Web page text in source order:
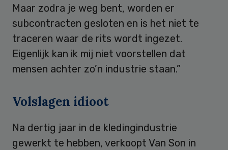
Maar zodra je weg bent, worden er
subcontracten gesloten en is het niet te
traceren waar de rits wordt ingezet.
Eigenlijk kan ik mij niet voorstellen dat
mensen achter zo’n industrie staan.”
Volslagen idioot
Na dertig jaar in de kledingindustrie
gewerkt te hebben, verkoopt Van Son in